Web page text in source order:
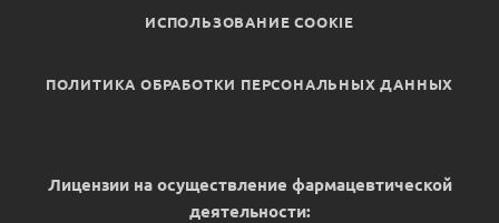
ИСПОЛЬЗОВАНИЕ COOKIE
ПОЛИТИКА ОБРАБОТКИ ПЕРСОНАЛЬНЫХ ДАННЫХ
Лицензии на осуществление фармацевтической
деятельности: